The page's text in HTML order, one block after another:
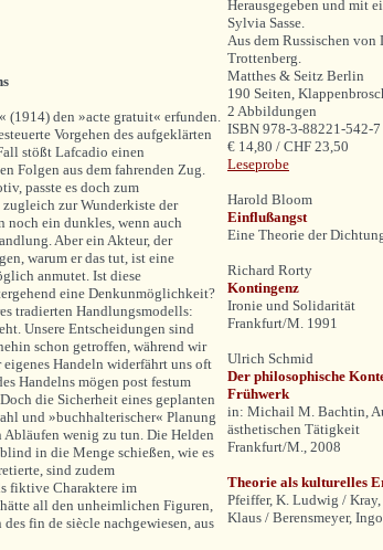
(1914) den »acte gratuit« erfunden.
Vorgehen des aufgeklärten
stößt Lafcadio einen
Folgen aus dem fahrenden Zug.
passte es doch zum
zur Wunderkiste der
ein dunkles, wenn auch
Aber ein Akteur, der
warum er das tut, ist eine
anmutet. Ist diese
eine Denkunmöglichkeit?
tradierten Handlungsmodells:
Unsere Entscheidungen sind
schon getroffen, während wir
Handeln widerfährt uns oft
Handelns mögen post festum
die Sicherheit eines geplanten
und »buchhalterischer« Planung
wenig zu tun. Die Helden
in die Menge schießen, wie es
sind zudem
fiktive Charaktere im
all den unheimlichen Figuren,
fin de siècle nachgewiesen, aus
Herausgegeben und mit
Sylvia Sasse.
Aus dem Russischen von
Trottenberg.
Matthes & Seitz Berlin
190 Seiten,
2 Abbildungen
ISBN 978-3-88221-542-7
€ 14,80 / CHF 23,50
Leseprobe
Harold Bloom
Einflußangst
Eine Theorie der
Richard Rorty
Kontingenz
Ironie und Solidarität
Frankfurt/M. 1991
Ulrich Schmid
Der philosophische
Frühwerk
in: Michail M. Bachtin,
ästhetischen Tätigkeit
Frankfurt/M., 2008
Theorie als kulturelles
Pfeiffer, K. Ludwig /
Klaus / Berensmeyer,